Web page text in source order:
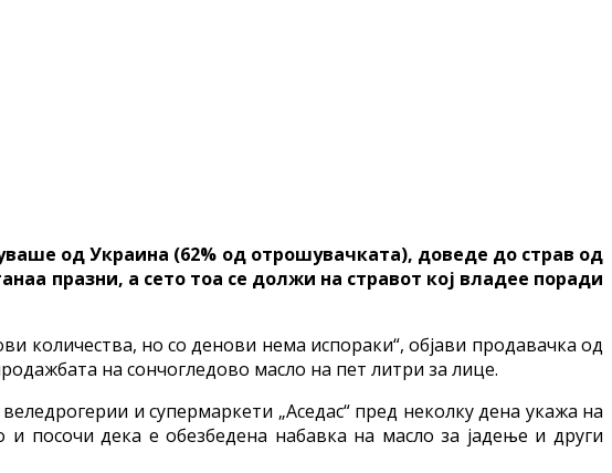
од Украина (62% од отрошувачката), доведе до страв од
празни, а сето тоа се должи на стравот кој владее поради
количества, но со денови нема испораки“, објави продавачка од
на сончогледово масло на пет литри за лице.
и супермаркети „Аседас“ пред неколку дена укажа на
посочи дека е обезбедена набавка на масло за јадење и други